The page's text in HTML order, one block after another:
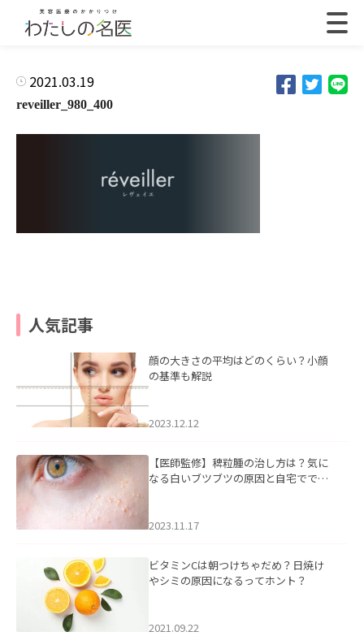
2021.03.19
reveiller_980_400
人気記事
顔の大きさの平均はどのくらい？小顔
の基準も解説
2023.12.12
【医師監修】稗粒腫の治し方は？気に
なる白いブツブツの原因と自宅ででき
2023.11.17
ビタミンCは朝つけちゃだめ？日焼け
やシミの原因になるってホント？
2021.09.22